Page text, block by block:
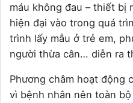
máu không đau – thiết bị
hiện đại vào trong quá
trình lấy mẫu ở trẻ em,
người thừa cân… diễn ra
Phương châm hoạt động
vì bệnh nhân nên toàn